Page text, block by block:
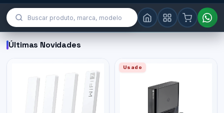
MicroTi — Sua loja de
Últimas Novidades
Usado